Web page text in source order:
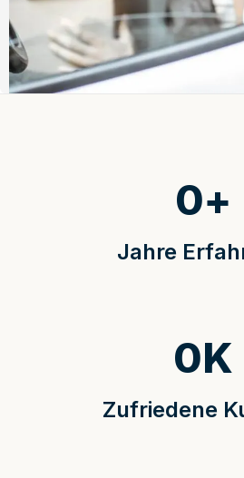
Jahre
0+
Zufriedene
0K